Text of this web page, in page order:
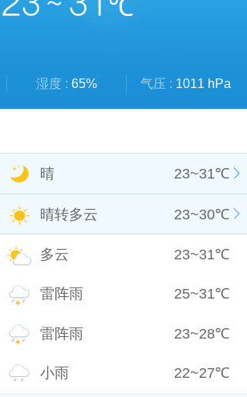
℃
湿度 : 65% 气压 : 1011 hPa
晴 23~31℃
晴转多云 23~30℃
多云 23~31℃
雷阵雨 25~31℃
雷阵雨 23~28℃
小雨 22~27℃